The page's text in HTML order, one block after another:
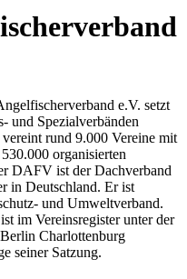
e.V. setzt
und Spezialverbänden
vereint rund 9.000 Vereine mit
organisierten
DAFV ist der Dachverband
in Deutschland. Er ist
und Umweltverband.
im Vereinsregister unter der
Charlottenburg
seiner Satzung.